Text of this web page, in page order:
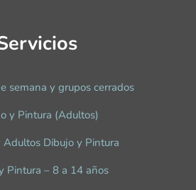
semana y grupos cerrados
y Pintura (Adultos)
Adultos Dibujo y Pintura
Pintura – 8 a 14 años